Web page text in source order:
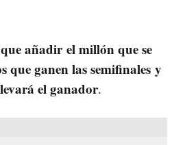
añadir el millón que se
que ganen las semifinales y
el ganador.